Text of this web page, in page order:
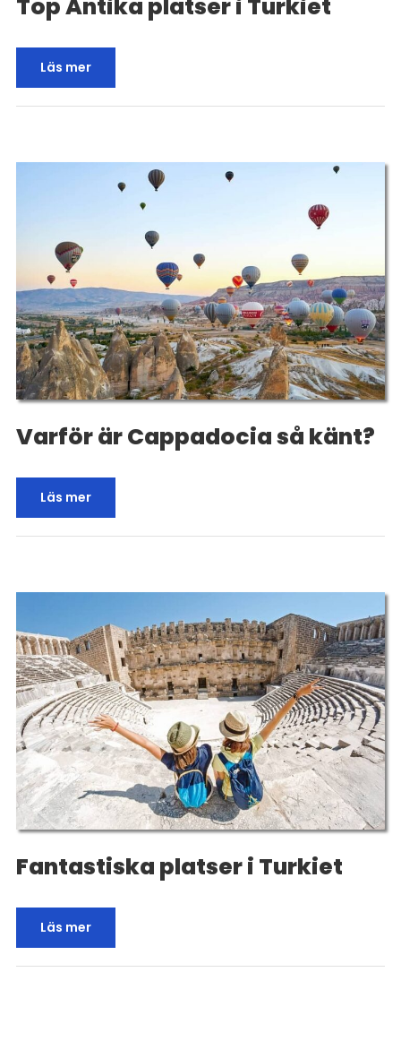
Top Antika platser i Turkiet
Läs mer
Varför är Cappadocia så känt?
Läs mer
Fantastiska platser i Turkiet
Läs mer